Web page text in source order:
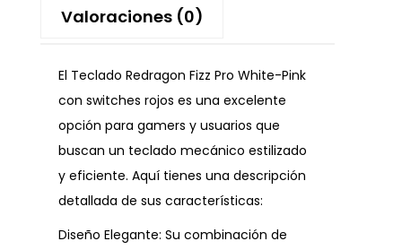
Valoraciones (0)
El Teclado Redragon Fizz Pro White-Pink
con switches rojos es una excelente
opción para gamers y usuarios que
buscan un teclado mecánico estilizado
y eficiente. Aquí tienes una descripción
detallada de sus características:
Diseño Elegante: Su combinación de